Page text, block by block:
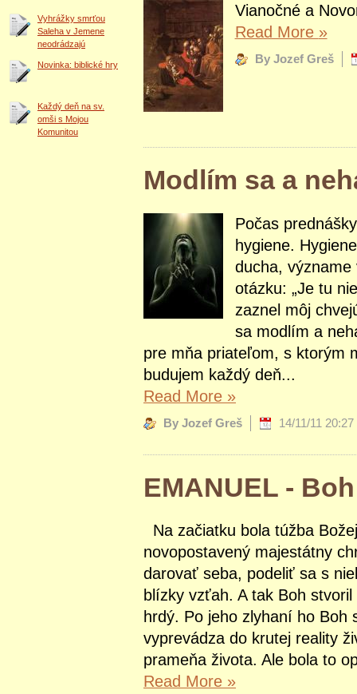
Vianočné a
Read More »
By Jozef Greš
Modlím sa a
Počas
hygiene.
ducha, význame
otázku: „Je tu
zaznel môj
sa modlím a
pre mňa priateľom, s ktorým
budujem každý deň...
Read More »
By Jozef Greš 14/11/11 20:27
EMANUEL -
Na začiatku bola túžba
novopostavený majestátny
darovať seba, podeliť sa s
blízky vzťah. A tak Boh
hrdý. Po jeho zlyhaní ho Boh
vyprevádza do krutej reality
prameňa života. Ale bola to
Read More »
Vyhrážky smrťou
Saleha v Jemene
neodrádzajú
Novinka: biblické hry
Každý deň na sv.
omši s Mojou
Komunitou